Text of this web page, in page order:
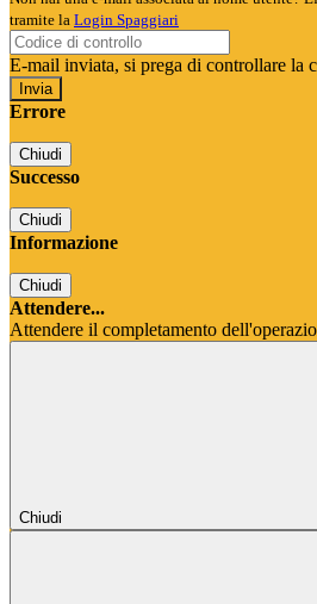
tramite la Login Spaggiari
E-mail inviata, si prega di controllare la
Errore
Chiudi
Successo
Chiudi
Informazione
Chiudi
Attendere...
Attendere il completamento
Chiudi